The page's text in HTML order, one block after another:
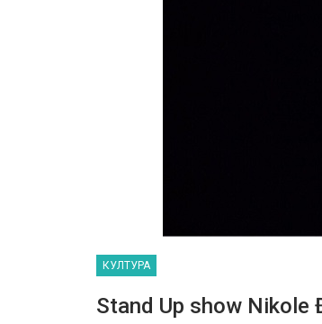
КУЛТУРА
Stand Up show Nikole